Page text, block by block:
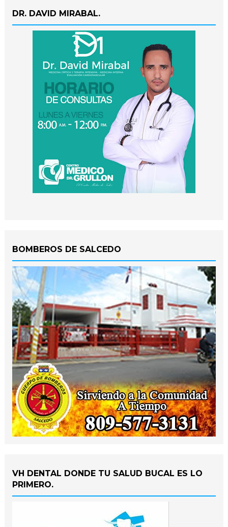
DR. DAVID MIRABAL.
BOMBEROS DE SALCEDO
VH DENTAL DONDE TU SALUD BUCAL ES LO
PRIMERO.